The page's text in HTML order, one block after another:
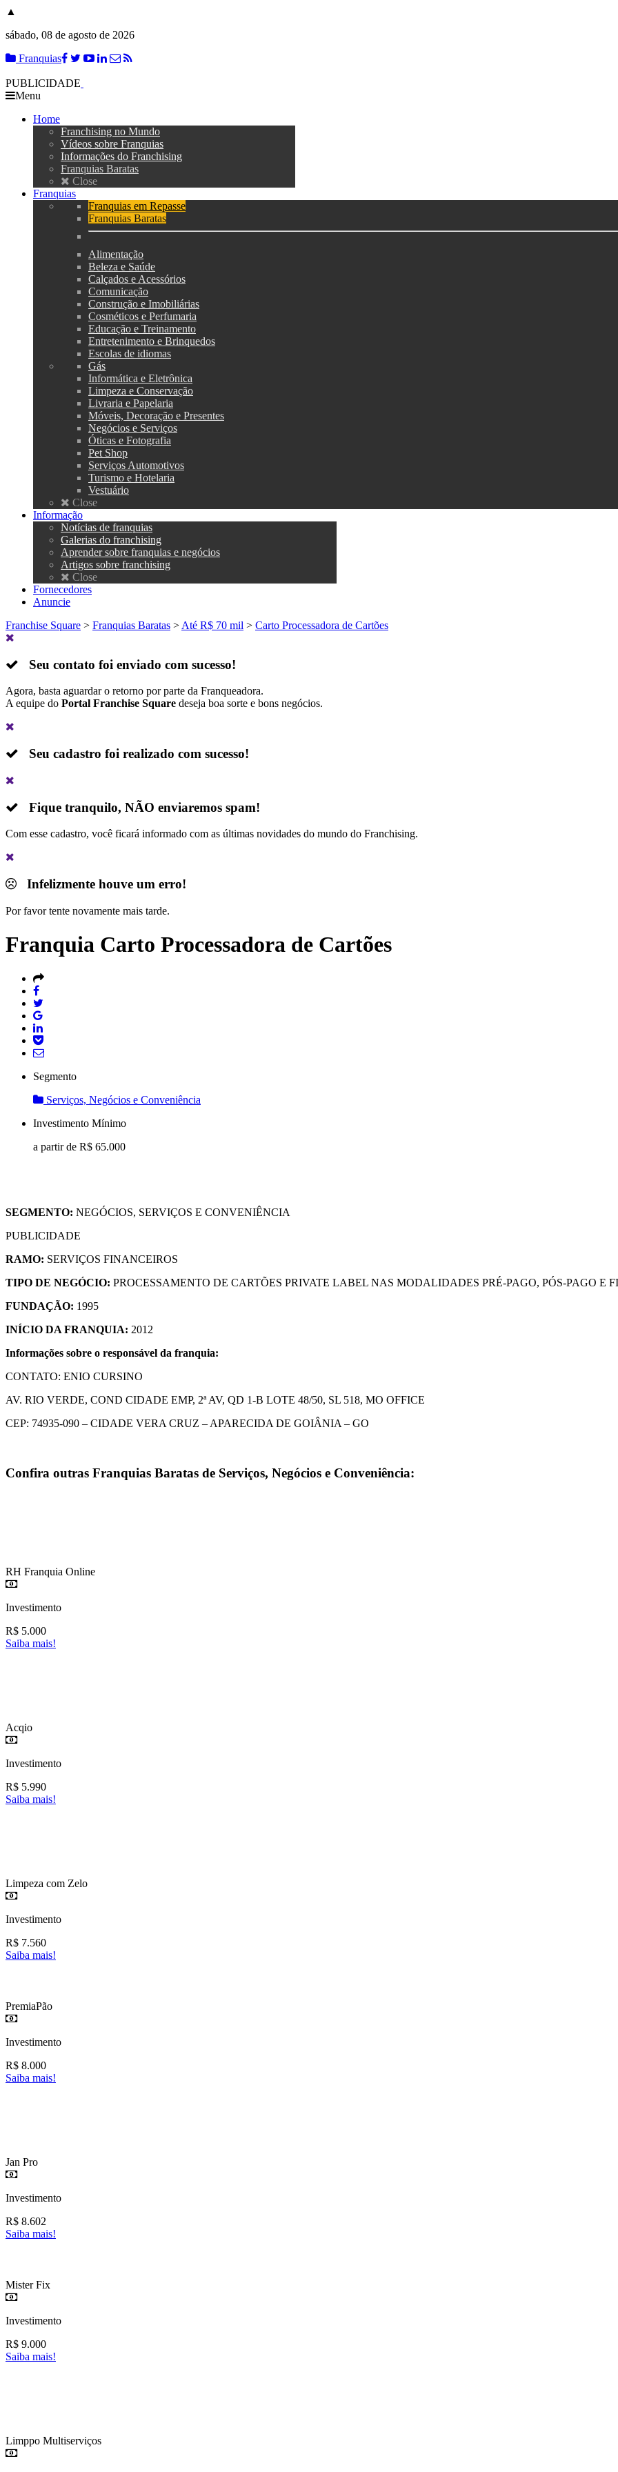
▲
sábado, 08 de agosto de 2026
Franquias
PUBLICIDADE
Menu
Home
Franchising no Mundo
Vídeos sobre Franquias
Informações do Franchising
Franquias Baratas
Close
Franquias
Franquias em Repasse
Franquias Baratas
Alimentação
Beleza e Saúde
Calçados e Acessórios
Comunicação
Construção e Imobiliárias
Cosméticos e Perfumaria
Educação e Treinamento
Entretenimento e Brinquedos
Escolas de idiomas
Gás
Informática e Eletrônica
Limpeza e Conservação
Livraria e Papelaria
Móveis, Decoração e Presentes
Negócios e Serviços
Óticas e Fotografia
Pet Shop
Serviços Automotivos
Turismo e Hotelaria
Vestuário
Close
Informação
Notícias de franquias
Galerias do franchising
Aprender sobre franquias e negócios
Artigos sobre franchising
Close
Fornecedores
Anuncie
Franchise Square > Franquias Baratas > Até R$ 70 mil > Carto Processadora de Cartões
Seu contato foi enviado com sucesso!
Agora, basta aguardar o retorno por parte da Franqueadora.
A equipe do Portal Franchise Square deseja boa sorte e bons negócios.
Seu cadastro foi realizado com sucesso!
Fique tranquilo, NÃO enviaremos spam!
Com esse cadastro, você ficará informado com as últimas novidades do mundo do Franchising.
Infelizmente houve um erro!
Por favor tente novamente mais tarde.
Franquia Carto Processadora de Cartões
Segmento
Serviços, Negócios e Conveniência
Investimento Mínimo
a partir de R$ 65.000
SEGMENTO: NEGÓCIOS, SERVIÇOS E CONVENIÊNCIA
PUBLICIDADE
RAMO: SERVIÇOS FINANCEIROS
TIPO DE NEGÓCIO: PROCESSAMENTO DE CARTÕES PRIVATE LABEL NAS MODALIDADES PRÉ-PAGO, PÓS-PAGO E
FUNDAÇÃO: 1995
INÍCIO DA FRANQUIA: 2012
Informações sobre o responsável da franquia:
CONTATO: ENIO CURSINO
AV. RIO VERDE, COND CIDADE EMP, 2ª AV, QD 1-B LOTE 48/50, SL 518, MO OFFICE
CEP: 74935-090 – CIDADE VERA CRUZ – APARECIDA DE GOIÂNIA – GO
Confira outras Franquias Baratas de Serviços, Negócios e Conveniência:
RH Franquia Online
Investimento
R$ 5.000
Saiba mais!
Acqio
Investimento
R$ 5.990
Saiba mais!
Limpeza com Zelo
Investimento
R$ 7.560
Saiba mais!
PremiaPão
Investimento
R$ 8.000
Saiba mais!
Jan Pro
Investimento
R$ 8.602
Saiba mais!
Mister Fix
Investimento
R$ 9.000
Saiba mais!
Limppo Multiserviços